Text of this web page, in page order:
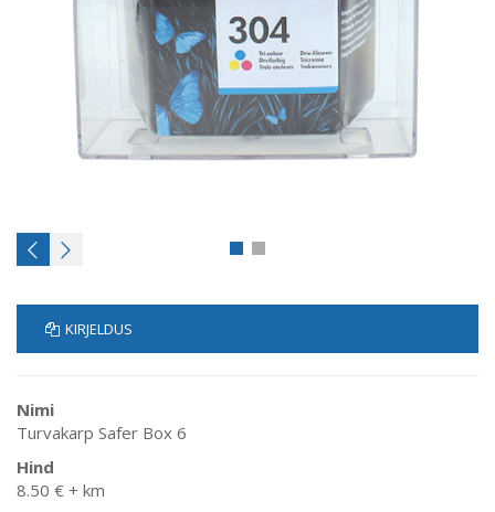
KIRJELDUS
Nimi
Turvakarp Safer Box 6
Hind
8.50 € + km